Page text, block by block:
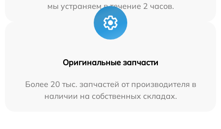
мы устраняем в течение 2 часов.
Оригинальные запчасти
Более 20 тыс. запчастей от производителя в
наличии на собственных складах.